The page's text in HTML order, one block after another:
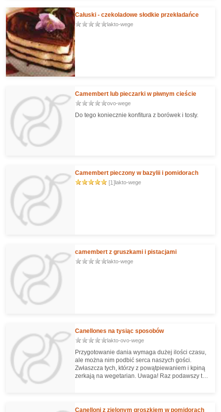
Całuski - czekoladowe słodkie przekładańce
lakto-wege
Camembert lub pieczarki w piwnym cieście
ovo-wege
Do tego koniecznie konfitura z borówek i tosty.
Camembert pieczony w bazylii i pomidorach
[1]lakto-wege
camembert z gruszkami i pistacjami
lakto-wege
Canellones na tysiąc sposobów
lakto-ovo-wege
Przygotowanie dania wymaga dużej ilości czasu,
ale można nim podbić serca naszych gości.
Zwłaszcza tych, którzy z powątpiewaniem i kpiną
zerkają na wegetarian. Uwaga! Raz podawszy tę
Canelloni z zielonym groszkiem w pomidorach